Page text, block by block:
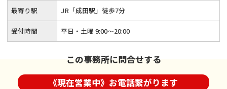
最寄り駅 JR「成田駅」徒歩7分
受付時間 平日・土曜 9:00～20:00
この事務所に問合せする
《現在営業中》お電話繋がります